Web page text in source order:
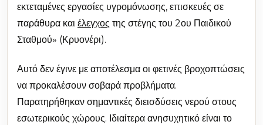
εκτεταμένες εργασίες υγρομόνωσης, επισκευές σε
παράθυρα και έλεγχος της στέγης του 2ου Παιδικού
Σταθμού» (Κρυονέρι).
Αυτό δεν έγινε με αποτέλεσμα οι φετινές βροχοπτώσεις
να προκαλέσουν σοβαρά προβλήματα.
Παρατηρήθηκαν σημαντικές διεισδύσεις νερού στους
εσωτερικούς χώρους. Ιδιαίτερα ανησυχητικό είναι το